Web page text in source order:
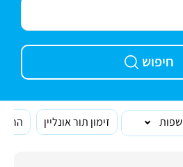
חיפוש
שפות זימון תור אונליין